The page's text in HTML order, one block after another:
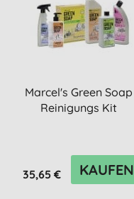
Marcel's Green Soap
Reinigungs Kit
35,65 € KAUFEN